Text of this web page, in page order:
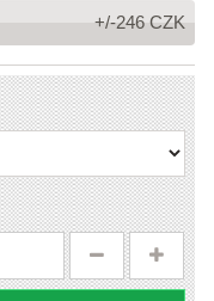
+/-246 CZK